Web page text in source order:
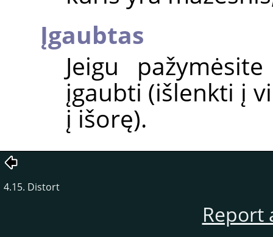
Įgaubtas
Jeigu
įgaubti (išlenkti į
į išorę).
4.15. Distort
Report